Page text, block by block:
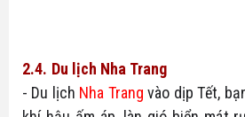
2.4. Du lịch Nha Trang
- Du lịch Nha Trang vào dịp Tết,